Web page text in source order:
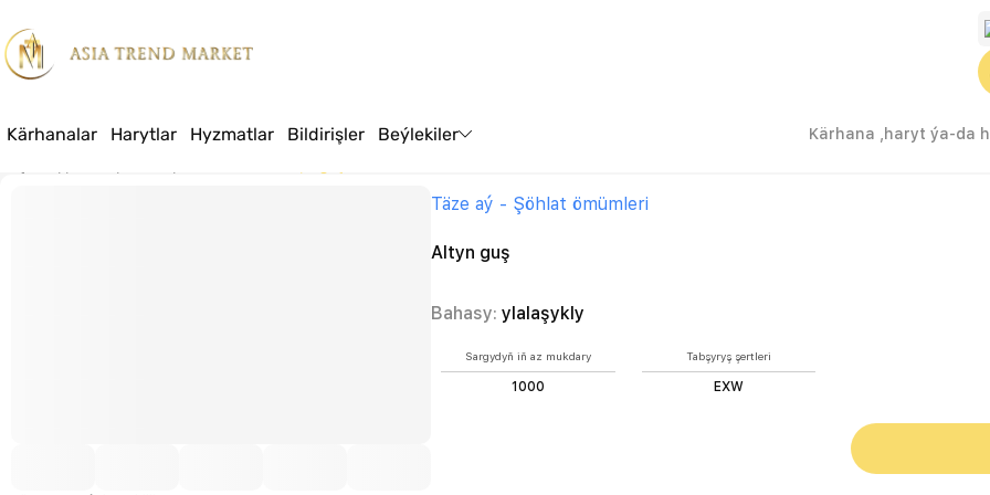
Kärhanalar Harytlar Hyzmatlar Bildirişler Beýlekiler
Täze aý - Şöhlat ömümleri
Altyn guş
Bahasy: ylalaşykly
Sargydyň iň az mukdary
1000
Tabşyryş şertleri
EXW